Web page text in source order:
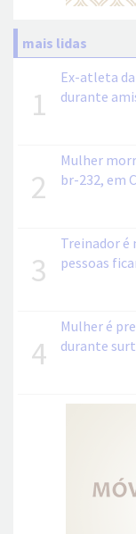
mais lidas
1
Ex-atleta
durante
2
Mulher
br-232, em
3
Treinador é
pessoas
4
Mulher é
durante